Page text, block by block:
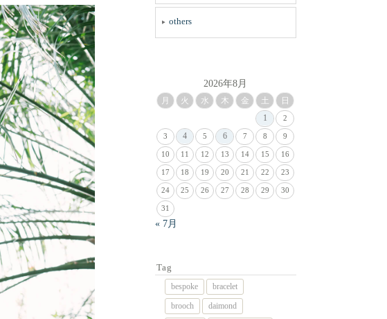
others
2026年8月
月 火 水 木 金 土
日
1
2
3 4 5 6 7 8 9
10 11 12 13 14 15 16
17 18 19 20 21 22 23
24 25 26 27 28 29 30
31
« 7月
Tag
bespoke
bracelet
brooch
daimond